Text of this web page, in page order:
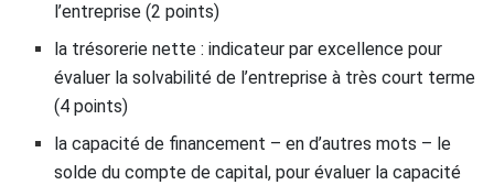
l’entreprise (2 points)
la trésorerie nette : indicateur par excellence pour
évaluer la solvabilité de l’entreprise à très court terme
(4 points)
la capacité de financement – en d’autres mots – le
solde du compte de capital, pour évaluer la capacité